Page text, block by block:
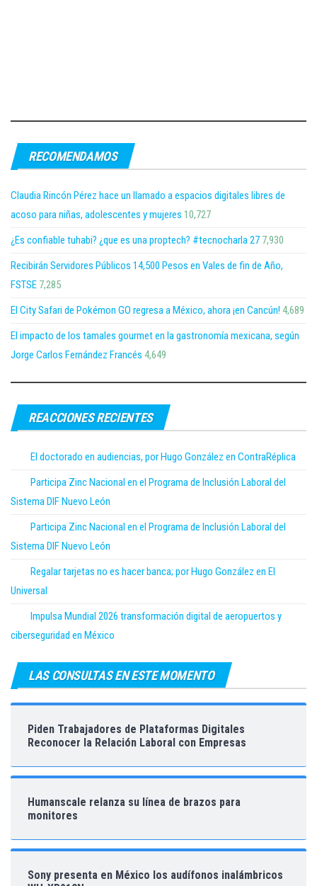
RECOMENDAMOS
Claudia Rincón Pérez hace un llamado a espacios digitales libres de
acoso para niñas, adolescentes y mujeres 10,727
¿Es confiable tuhabi? ¿que es una proptech? #tecnocharla 27 7,930
Recibirán Servidores Públicos 14,500 Pesos en Vales de fin de Año,
FSTSE 7,285
El City Safari de Pokémon GO regresa a México, ahora ¡en Cancún! 4,689
El impacto de los tamales gourmet en la gastronomía mexicana, según
Jorge Carlos Fernández Francés 4,649
REACCIONES RECIENTES
El doctorado en audiencias, por Hugo González en ContraRéplica
Participa Zinc Nacional en el Programa de Inclusión Laboral del
Sistema DIF Nuevo León
Participa Zinc Nacional en el Programa de Inclusión Laboral del
Sistema DIF Nuevo León
Regalar tarjetas no es hacer banca; por Hugo González en El
Universal
Impulsa Mundial 2026 transformación digital de aeropuertos y
ciberseguridad en México
LAS CONSULTAS EN ESTE MOMENTO
Piden Trabajadores de Plataformas Digitales
Reconocer la Relación Laboral con Empresas
Humanscale relanza su línea de brazos para
monitores
Sony presenta en México los audífonos inalámbricos